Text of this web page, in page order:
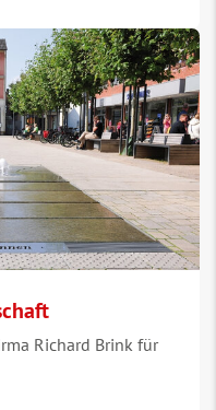
Richard Brink für